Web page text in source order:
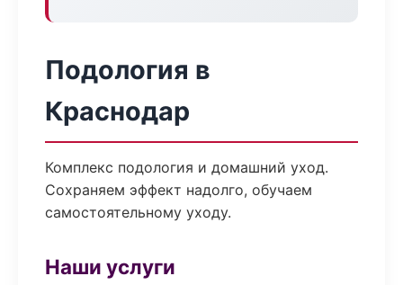
Подология в
Краснодар
Комплекс подология и домашний уход.
Сохраняем эффект надолго, обучаем
самостоятельному уходу.
Наши услуги